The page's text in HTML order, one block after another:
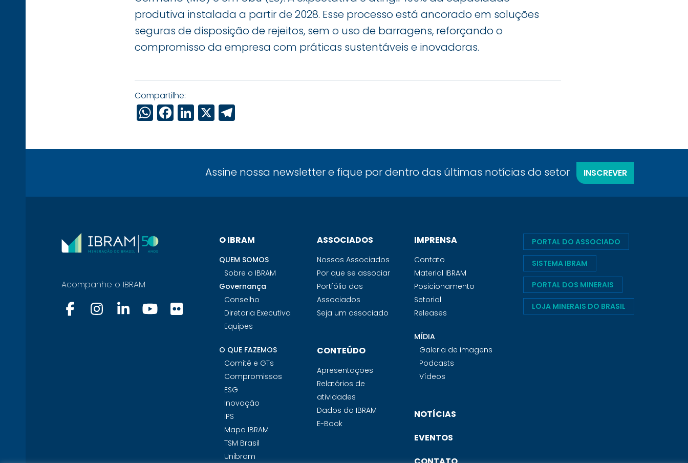
produtiva instalada a partir de 2028. Esse processo está ancorado em soluções
seguras de disposição de rejeitos, sem o uso de barragens, reforçando o
compromisso da empresa com práticas sustentáveis e inovadoras.
Compartilhe:
WhatsApp
Facebook
LinkedIn
X Telegram
Assine nossa newsletter e fique por dentro das últimas notícias do setor INSCREVER
Acompanhe o IBRAM
O IBRAM
QUEM SOMOS
Sobre o IBRAM
Governança
Conselho
Diretoria Executiva
Equipes
O QUE FAZEMOS
Comitê e GTs
Compromissos
ESG
Inovação
IPS
Mapa IBRAM
TSM Brasil
Unibram
ASSOCIADOS
Nossos Associados
Por que se associar
Portfólio dos
Associados
Seja um associado
CONTEÚDO
Apresentações
Relatórios de
atividades
Dados do IBRAM
E-Book
IMPRENSA
Contato
Material IBRAM
Posicionamento
Setorial
Releases
MÍDIA
Galeria de imagens
Podcasts
Vídeos
NOTÍCIAS
EVENTOS
PORTAL DO ASSOCIADO
SISTEMA IBRAM
PORTAL DOS MINERAIS
LOJA MINERAIS DO BRASIL